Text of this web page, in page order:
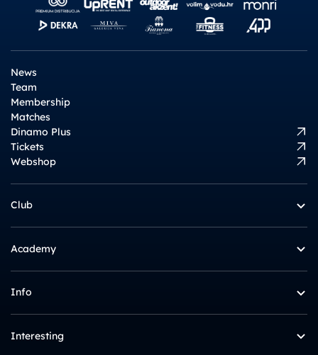
News
Team
Membership
Matches
Dinamo Plus
Tickets
Webshop
Club
Academy
Info
Interesting